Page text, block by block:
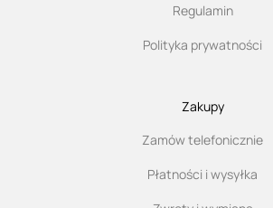
Regulamin
Polityka prywatności
Zakupy
Zamów telefonicznie
Płatności i wysyłka